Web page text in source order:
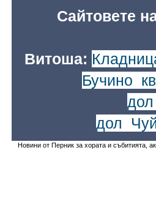
Сайтовете
Витоша:
Бучино
дол
дол
Новини от Перник за хората и събитията,